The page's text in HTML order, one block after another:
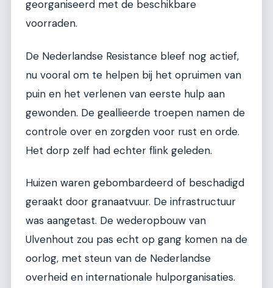
georganiseerd met de beschikbare
voorraden.
De Nederlandse Resistance bleef nog actief,
nu vooral om te helpen bij het opruimen van
puin en het verlenen van eerste hulp aan
gewonden. De geallieerde troepen namen de
controle over en zorgden voor rust en orde.
Het dorp zelf had echter flink geleden.
Huizen waren gebombardeerd of beschadigd
geraakt door granaatvuur. De infrastructuur
was aangetast. De wederopbouw van
Ulvenhout zou pas echt op gang komen na de
oorlog, met steun van de Nederlandse
overheid en internationale hulporganisaties.